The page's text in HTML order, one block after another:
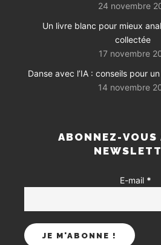
24 novembre
Un livre blanc pour mieux
collectée
17 novembre
Danse avec l’IA : conseils pour
14 novembre
ABONNEZ-VOUS
E-mail *